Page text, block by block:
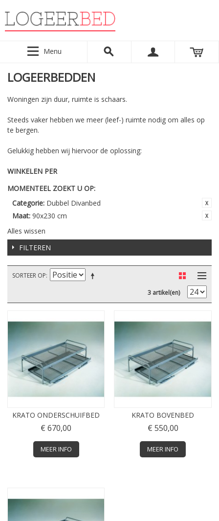
Menu
LOGEERBEDDEN
Woningen zijn duur, ruimte is schaars.
Steeds vaker hebben we meer (leef-) ruimte nodig om alles op
te bergen.
Gelukkig hebben wij hiervoor de oplossing:
WINKELEN PER
MOMENTEEL ZOEKT U OP:
Categorie: Dubbel Divanbed
Maat: 90x230 cm
Alles wissen
FILTEREN
SORTEER OP
3 artikel(en)
KRATO ONDERSCHUIFBED
€ 670,00
MEER INFO
KRATO BOVENBED
€ 550,00
MEER INFO